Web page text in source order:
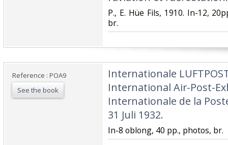
‎P., E. Hüe Fils, 1910. In-12,
br.‎
Reference : POA9
See the book
‎Internationale
International Air-Post-
Internationale de la
31 Juli 1932.‎
‎In-8 oblong, 40 pp., photos, br.‎